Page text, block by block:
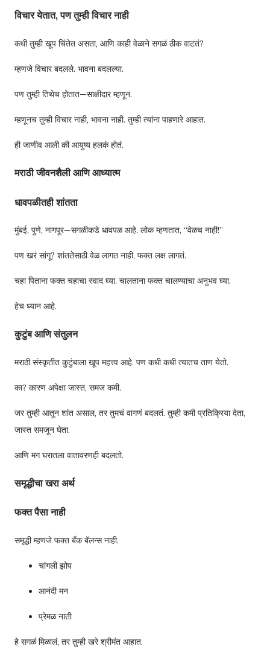
विचार येतात, पण तुम्ही विचार नाही
कधी तुम्ही खूप चिंतेत असता, आणि काही वेळाने सगळं ठीक वाटतं?
म्हणजे विचार बदलले. भावना बदलल्या.
पण तुम्ही तिथेच होतात—साक्षीदार म्हणून.
म्हणूनच तुम्ही विचार नाही, भावना नाही. तुम्ही त्यांना पाहणारे आहात.
ही जाणीव आली की आयुष्य हलकं होतं.
मराठी जीवनशैली आणि आध्यात्म
धावपळीतही शांतता
मुंबई, पुणे, नागपूर—सगळीकडे धावपळ आहे. लोक म्हणतात, “वेळच नाही!”
पण खरं सांगू? शांततेसाठी वेळ लागत नाही, फक्त लक्ष लागतं.
चहा पिताना फक्त चहाचा स्वाद घ्या. चालताना फक्त चालण्याचा अनुभव घ्या.
हेच ध्यान आहे.
कुटुंब आणि संतुलन
मराठी संस्कृतीत कुटुंबाला खूप महत्त्व आहे. पण कधी कधी त्यातच ताण येतो.
का? कारण अपेक्षा जास्त, समज कमी.
जर तुम्ही आतून शांत असाल, तर तुमचं वागणं बदलतं. तुम्ही कमी प्रतिक्रिया देता,
जास्त समजून घेता.
आणि मग घरातला वातावरणही बदलतो.
समृद्धीचा खरा अर्थ
फक्त पैसा नाही
समृद्धी म्हणजे फक्त बँक बॅलन्स नाही.
चांगली झोप
आनंदी मन
प्रेमळ नाती
हे सगळं मिळालं, तर तुम्ही खरे श्रीमंत आहात.